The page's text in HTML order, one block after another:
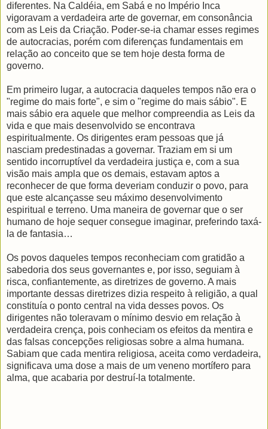
diferentes. Na Caldéia, em Sabá e no Império Inca
vigoravam a verdadeira arte de governar, em consonância
com as Leis da Criação. Poder-se-ia chamar esses regimes
de autocracias, porém com diferenças fundamentais em
relação ao conceito que se tem hoje desta forma de
governo.
Em primeiro lugar, a autocracia daqueles tempos não era o
"regime do mais forte", e sim o "regime do mais sábio". E
mais sábio era aquele que melhor compreendia as Leis da
vida e que mais desenvolvido se encontrava
espiritualmente. Os dirigentes eram pessoas que já
nasciam predestinadas a governar. Traziam em si um
sentido incorruptível da verdadeira justiça e, com a sua
visão mais ampla que os demais, estavam aptos a
reconhecer de que forma deveriam conduzir o povo, para
que este alcançasse seu máximo desenvolvimento
espiritual e terreno. Uma maneira de governar que o ser
humano de hoje sequer consegue imaginar, preferindo taxá-
la de fantasia…
Os povos daqueles tempos reconheciam com gratidão a
sabedoria dos seus governantes e, por isso, seguiam à
risca, confiantemente, as diretrizes de governo. A mais
importante dessas diretrizes dizia respeito à religião, a qual
constituía o ponto central na vida desses povos. Os
dirigentes não toleravam o mínimo desvio em relação à
verdadeira crença, pois conheciam os efeitos da mentira e
das falsas concepções religiosas sobre a alma humana.
Sabiam que cada mentira religiosa, aceita como verdadeira,
significava uma dose a mais de um veneno mortífero para
alma, que acabaria por destruí-la totalmente.